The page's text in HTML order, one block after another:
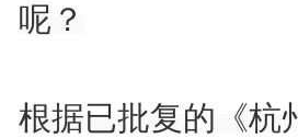
呢？
根据已批复的《杭